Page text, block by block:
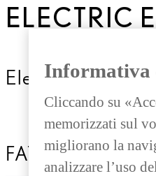
ELECTRIC
Electric Engine
FATTORE
Informativa
Cliccando su
memorizzati sul
migliorano la
analizzare l’uso